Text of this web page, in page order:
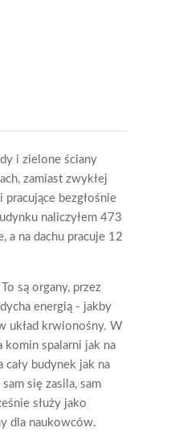
i zielone ściany
zamiast zwykłej
bezgłośnie
naliczyłem 473
a na dachu pracuje 12
są organy, przez
energią - jakby
układ krwionośny. W
komin spalarni jak na
cały budynek jak na
się zasila, sam
służy jako
dla naukowców.